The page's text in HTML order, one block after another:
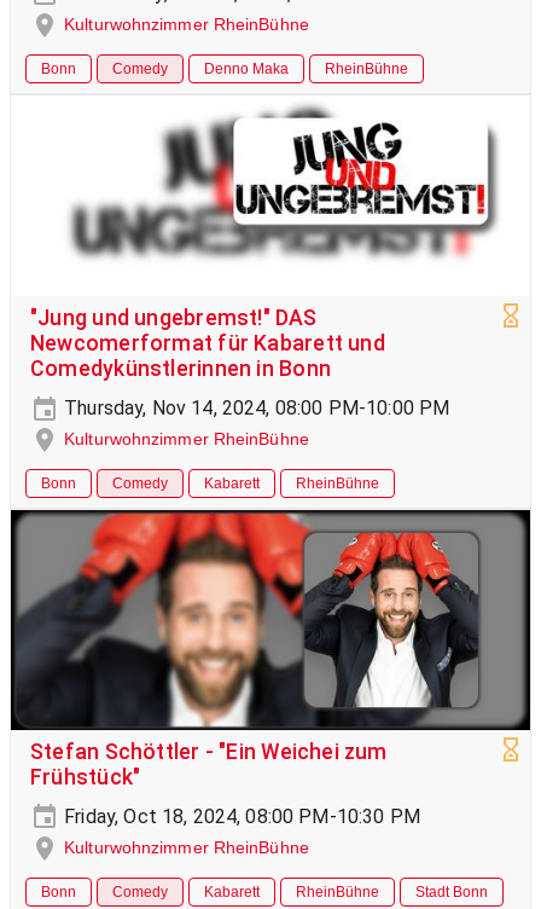
Kulturwohnzimmer RheinBühne
Bonn Comedy Denno Maka RheinBühne
"Jung und ungebremst!" DAS
Newcomerformat für Kabarett und
Comedykünstlerinnen in Bonn
Thursday, Nov 14, 2024, 08:00 PM-10:00 PM
Kulturwohnzimmer RheinBühne
Bonn Comedy Kabarett RheinBühne
Stefan Schöttler - "Ein Weichei zum
Frühstück"
Friday, Oct 18, 2024, 08:00 PM-10:30 PM
Kulturwohnzimmer RheinBühne
Bonn Comedy Kabarett RheinBühne Stadt Bonn